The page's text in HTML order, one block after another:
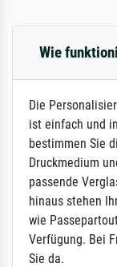
Wie
Die
ist einfach und
bestimmen Sie
Druckmedium
passende
hinaus stehen
wie
Verfügung. Bei
Sie da.